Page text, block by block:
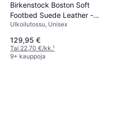
Birkenstock Boston Soft
Footbed Suede Leather -
Taupe
Ulkoilutossu, Unisex
129,95 €
Tai 22,70 €/kk.¹
9+ kauppoja